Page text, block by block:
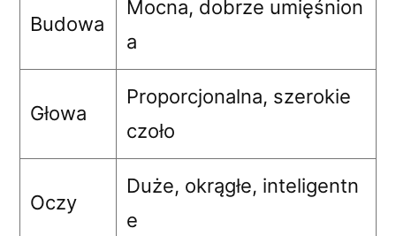
Budowa
Mocna, dobrze umięśnion
a
Głowa
Proporcjonalna, szerokie
czoło
Oczy
Duże, okrągłe, inteligentn
e